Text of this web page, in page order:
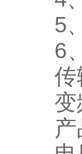
5
6
传